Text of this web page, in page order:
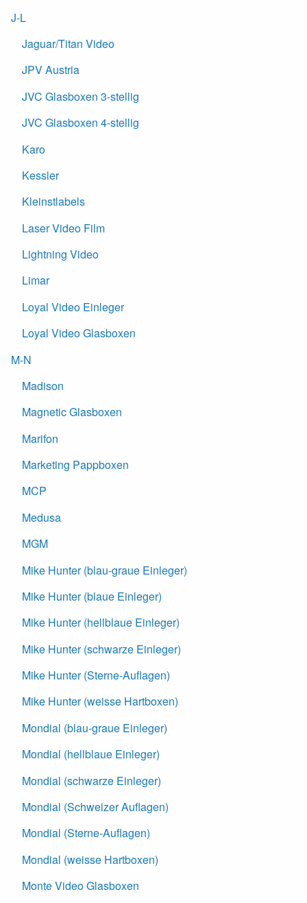
J-L
Jaguar/Titan Video
JPV Austria
JVC Glasboxen 3-stellig
JVC Glasboxen 4-stellig
Karo
Kessler
Kleinstlabels
Laser Video Film
Lightning Video
Limar
Loyal Video Einleger
Loyal Video Glasboxen
M-N
Madison
Magnetic Glasboxen
Marifon
Marketing Pappboxen
MCP
Medusa
MGM
Mike Hunter (blau-graue Einleger)
Mike Hunter (blaue Einleger)
Mike Hunter (hellblaue Einleger)
Mike Hunter (schwarze Einleger)
Mike Hunter (Sterne-Auflagen)
Mike Hunter (weisse Hartboxen)
Mondial (blau-graue Einleger)
Mondial (hellblaue Einleger)
Mondial (schwarze Einleger)
Mondial (Schweizer Auflagen)
Mondial (Sterne-Auflagen)
Mondial (weisse Hartboxen)
Monte Video Glasboxen